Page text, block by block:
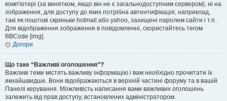
комп'ютері (за винятком, якщо він не є загальнодоступним сервером), ні на
зображення, для доступу до яких потрібна автентифікація, наприклад,
такі як поштові скриньки hotmail або yahoo, захищені паролем сайти і т.п..
Для відображення зображення в повідомленні, скористайтесь тегом
BBCode [img].
Догори
Що таке “Важливі оголошення”?
Важливі теми містять важливу інформацію і вам необхідно прочитати їх
якнайшвидше. Вони відображаються в верхній частині форуму та в вашій
Панелі керування. Можливість написання вами важливих оголошень
залежить від прав доступу, встановлених адміністратором.